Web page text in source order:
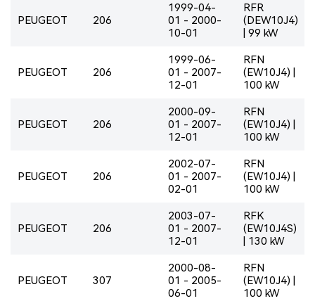
PEUGEOT 206
1999-04-
01 - 2000-
10-01
RFR
(DEW10J4)
| 99 kW
PEUGEOT 206
1999-06-
01 - 2007-
12-01
RFN
(EW10J4) |
100 kW
PEUGEOT 206
2000-09-
01 - 2007-
12-01
RFN
(EW10J4) |
100 kW
PEUGEOT 206
2002-07-
01 - 2007-
02-01
RFN
(EW10J4) |
100 kW
PEUGEOT 206
2003-07-
01 - 2007-
12-01
RFK
(EW10J4S)
| 130 kW
PEUGEOT 307
2000-08-
01 - 2005-
06-01
RFN
(EW10J4) |
100 kW